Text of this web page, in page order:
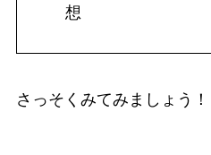
想
さっそくみてみましょう！